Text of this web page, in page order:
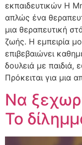
εκπαιδευτικών Η
απλώς ένα
μια θεραπευτική
ζωής. Η εμπειρία
επιβεβαιώνει
δουλειά με παιδιά,
Πρόκειται για μια
Να
Το